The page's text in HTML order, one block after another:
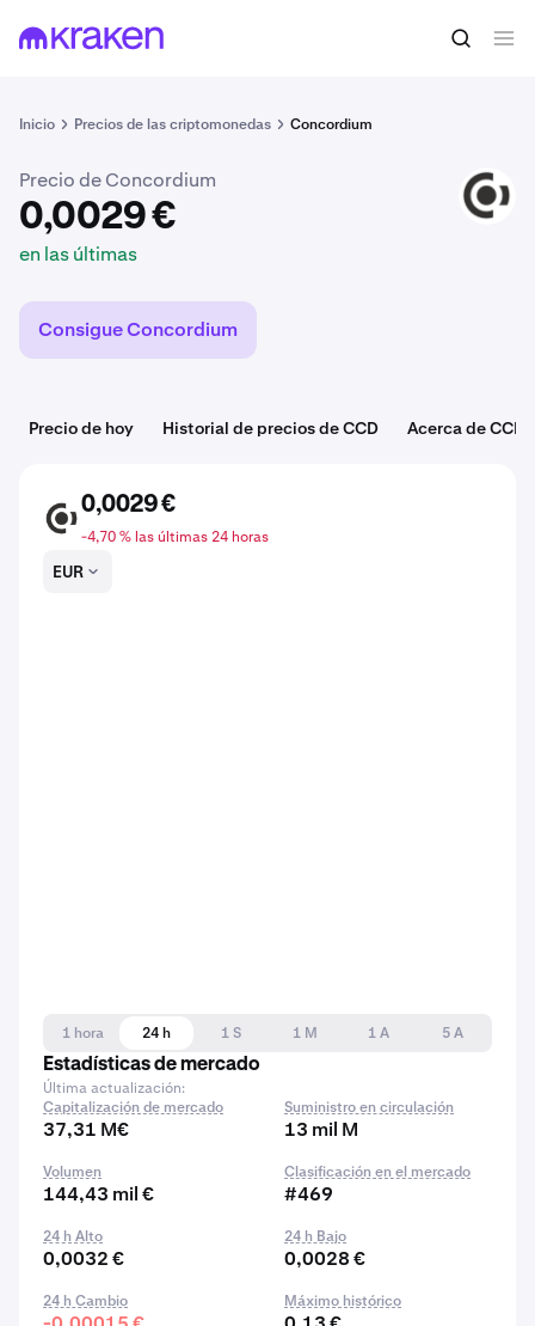
Inicio Precios de las criptomonedas Concordium
0,0029 € Comprar CCD
Precio de Concordium
0,0029 €
en las últimas
CCD
Consigue Concordium
Precio de hoy Historial de precios de CCD Acerca de CCD
CCD
0,0029 €
-4,70 % las últimas 24 horas
EUR
1 hora 24 h 1 S 1 M 1 A
5 A
Estadísticas de mercado
Última actualización:
Capitalización de mercado
37,31 M€
Suministro en circulación
13 mil M
Volumen
144,43 mil €
Clasificación en el mercado
#469
24 h Alto
0,0032 €
24 h Bajo
0,0028 €
24 h Cambio Máximo histórico